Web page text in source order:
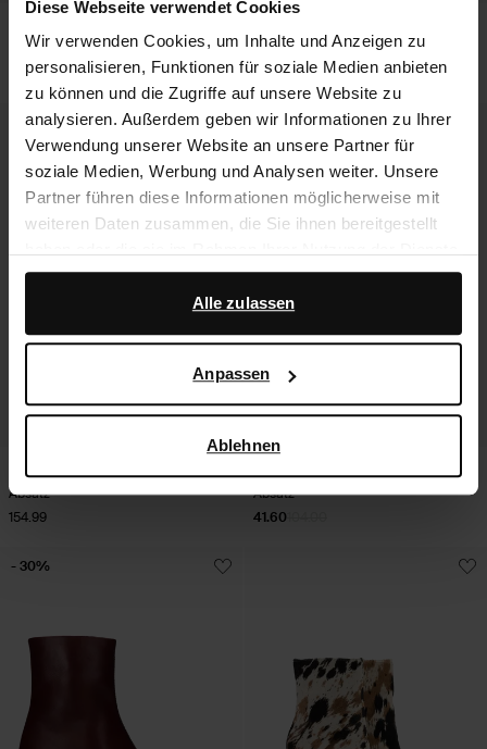
Diese Webseite verwendet Cookies
Wir verwenden Cookies, um Inhalte und Anzeigen zu
personalisieren, Funktionen für soziale Medien anbieten
zu können und die Zugriffe auf unsere Website zu
analysieren. Außerdem geben wir Informationen zu Ihrer
Verwendung unserer Website an unsere Partner für
soziale Medien, Werbung und Analysen weiter. Unsere
Partner führen diese Informationen möglicherweise mit
weiteren Daten zusammen, die Sie ihnen bereitgestellt
gesammelt haben.
Darüber hinaus arbeiten wir mit Google zu Werbe- und
darüber, wie Google Ihre personenbezogenen Daten
verwendet, finden Sie auf derSeite zur geschäftlichen
Alle zulassen
Anpassen
Ablehnen
Braune Sandaletten
77.98
39.00
Braune Lederstiefel mit weitem
Schaft
216.99
Braune Veloursleder-Stiefeletten mit
Absatz
154.99
Bordeauxrote Lack-Stiefeletten mit
Absatz
41.60
- 60%
- 30%